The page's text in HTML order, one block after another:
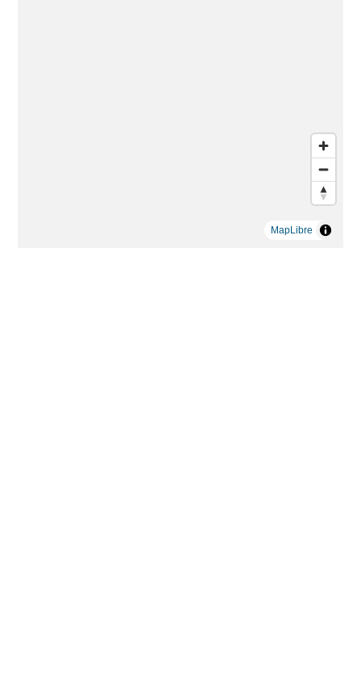
MapLibre